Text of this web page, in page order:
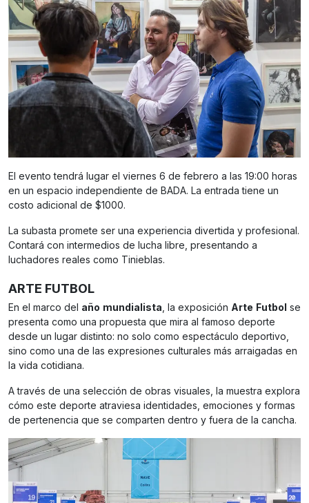
El evento tendrá lugar el viernes 6 de febrero a las 19:00 horas
en un espacio independiente de BADA. La entrada tiene un
costo adicional de $1000.
La subasta promete ser una experiencia divertida y profesional.
Contará con intermedios de lucha libre, presentando a
luchadores reales como Tinieblas.
ARTE FUTBOL
En el marco del año mundialista , la exposición Arte Futbol se
presenta como una propuesta que mira al famoso deporte
desde un lugar distinto: no solo como espectáculo deportivo,
sino como una de las expresiones culturales más arraigadas en
la vida cotidiana.
A través de una selección de obras visuales, la muestra explora
cómo este deporte atraviesa identidades, emociones y formas
de pertenencia que se comparten dentro y fuera de la cancha.